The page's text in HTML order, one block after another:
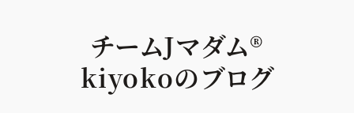
50代なに着てる？
ファッション特集
エイジングケア
ヘルスケアTOPICS
ライフスタイル
チームJマダム®︎
kiyokoのブログ